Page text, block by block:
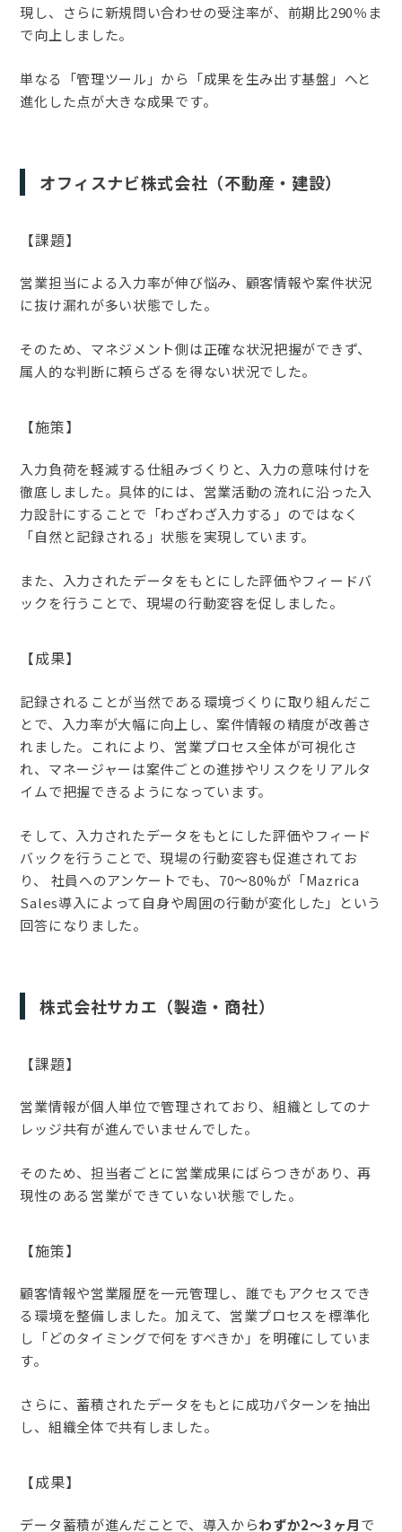
現し、さらに新規問い合わせの受注率が、前期比290％ま
で向上しました。
単なる「管理ツール」から「成果を生み出す基盤」へと
進化した点が大きな成果です。
オフィスナビ株式会社（不動産・建設）
【課題】
営業担当による入力率が伸び悩み、顧客情報や案件状況
に抜け漏れが多い状態でした。
そのため、マネジメント側は正確な状況把握ができず、
属人的な判断に頼らざるを得ない状況でした。
【施策】
入力負荷を軽減する仕組みづくりと、入力の意味付けを
徹底しました。具体的には、営業活動の流れに沿った入
力設計にすることで「わざわざ入力する」のではなく
「自然と記録される」状態を実現しています。
また、入力されたデータをもとにした評価やフィードバ
ックを行うことで、現場の行動変容を促しました。
【成果】
記録されることが当然である環境づくりに取り組んだこ
とで、入力率が大幅に向上し、案件情報の精度が改善さ
れました。これにより、営業プロセス全体が可視化さ
れ、マネージャーは案件ごとの進捗やリスクをリアルタ
イムで把握できるようになっています。
そして、入力されたデータをもとにした評価やフィード
バックを行うことで、現場の行動変容も促進されてお
り、 社員へのアンケートでも、70〜80%が「Mazrica
Sales導入によって自身や周囲の行動が変化した」という
回答になりました。
株式会社サカエ（製造・商社）
【課題】
営業情報が個人単位で管理されており、組織としてのナ
レッジ共有が進んでいませんでした。
そのため、担当者ごとに営業成果にばらつきがあり、再
現性のある営業ができていない状態でした。
【施策】
顧客情報や営業履歴を一元管理し、誰でもアクセスでき
る環境を整備しました。加えて、営業プロセスを標準化
し「どのタイミングで何をすべきか」を明確にしていま
す。
さらに、蓄積されたデータをもとに成功パターンを抽出
し、組織全体で共有しました。
【成果】
データ蓄積が進んだことで、導入からわずか2〜3ヶ月で